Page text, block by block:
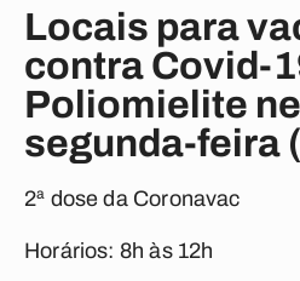
Locais para
contra Covid-
Poliomielite
segunda-feira
2ª dose da Coronavac
Horários: 8h às 12h